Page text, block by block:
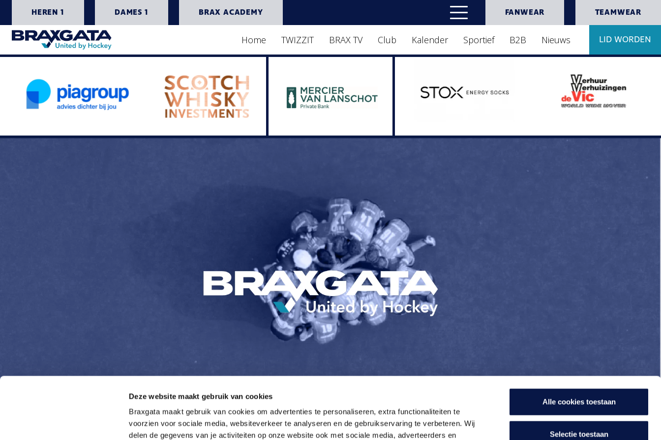
Deze website maakt gebruik van cookies
Braxgata maakt gebruik van cookies om advertenties te personaliseren, extra functionaliteiten te
voorzien voor sociale media, websiteverkeer te analyseren en de gebruikservaring te verbeteren. Wij
delen de gegevens van je activiteiten op onze website ook met sociale media, adverteerders en
Alle cookies toestaan
Selectie toestaan
HEREN 1 DAMES 1 BRAX ACADEMY FANWEAR TEAMWEAR
Home TWIZZIT BRAX TV Club Kalender Sportief B2B Nieuws LID WORDEN